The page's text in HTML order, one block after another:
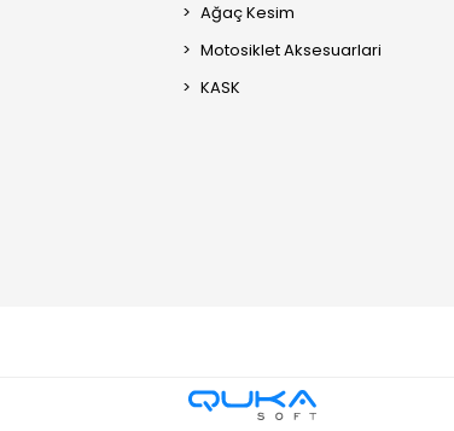
Ağaç Kesim
Motosiklet Aksesuarlari
KASK